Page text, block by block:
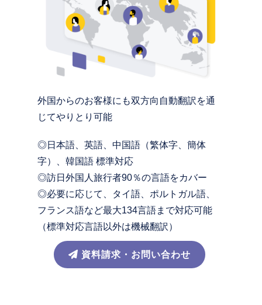
外国からのお客様にも双方向自動翻訳を通
じてやりとり可能
◎日本語、英語、中国語（繁体字、簡体
字）、韓国語 標準対応
◎訪日外国人旅行者90％の言語をカバー
◎必要に応じて、タイ語、ポルトガル語、
フランス語など最大134言語まで対応可能
（標準対応言語以外は機械翻訳）
資料請求・お問い合わせ